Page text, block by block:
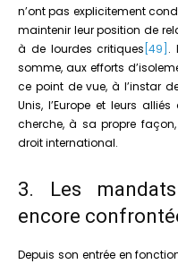
n’ont pas explicitement
maintenir leur position de
à de lourdes critiques [49] .
somme, aux efforts
ce point de vue, à l’instar
Unis, l’Europe et leurs
cherche, à sa propre
droit international.
3. Les
encore
Depuis son entrée en